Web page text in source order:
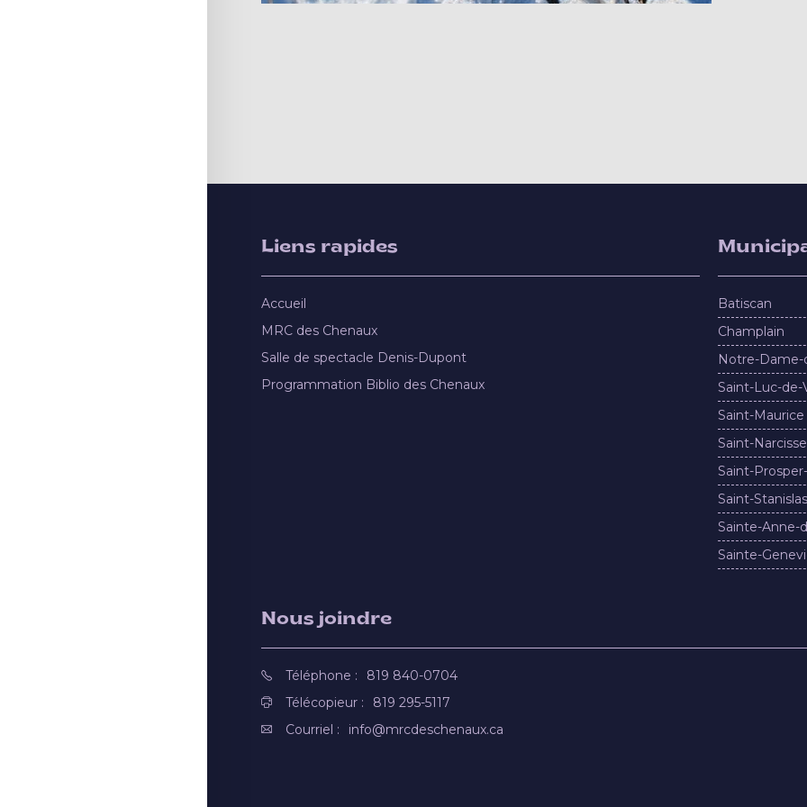
Liens rapides
Accueil
MRC des Chenaux
Salle de spectacle Denis-Dupont
Programmation Biblio des Chenaux
Batiscan
Champlain
Notre-
Saint-Luc-de-
Saint-Maurice
Saint-Narcisse
Saint-
Saint-Stanislas
Sainte-Anne-
Sainte-
Nous joindre
Téléphone :
819 840-0704
Télécopieur :
819 295-5117
Courriel :
info@mrcdeschenaux.ca